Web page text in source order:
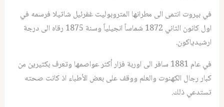
في بيروت انتمى الى مطرانها المتروبوليت غفرئيل شاتيلا فرسمه في
اول كانون الثاني 1872 شماساً انجيلياً وسنة 1875 رقاه الى درجة
ارشيدياكون.
في عام 1881 سافر الى اوربة فزار أكثر عواصمها وتعرف بكثيرين من
كبار رجال الكهنوت والعلم ووقف على بعض الأطباء اذ كانت صحته
تستدعي ذلك.